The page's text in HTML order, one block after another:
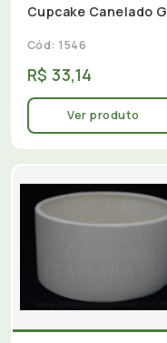
Cupcake Canelado G
Cód: 1546
R$ 33,14
Ver produto